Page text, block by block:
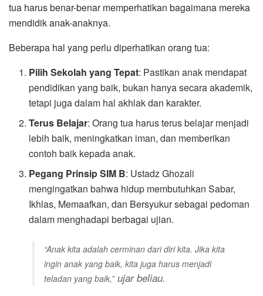
tua harus benar-benar memperhatikan bagaimana mereka
mendidik anak-anaknya.
Beberapa hal yang perlu diperhatikan orang tua:
Pilih Sekolah yang Tepat: Pastikan anak mendapat
pendidikan yang baik, bukan hanya secara akademik,
tetapi juga dalam hal akhlak dan karakter.
Terus Belajar: Orang tua harus terus belajar menjadi
lebih baik, meningkatkan iman, dan memberikan
contoh baik kepada anak.
Pegang Prinsip SIM B: Ustadz Ghozali
mengingatkan bahwa hidup membutuhkan Sabar,
Ikhlas, Memaafkan, dan Bersyukur sebagai pedoman
dalam menghadapi berbagai ujian.
“Anak kita adalah cerminan dari diri kita. Jika kita
ingin anak yang baik, kita juga harus menjadi
teladan yang baik,”ujar beliau.